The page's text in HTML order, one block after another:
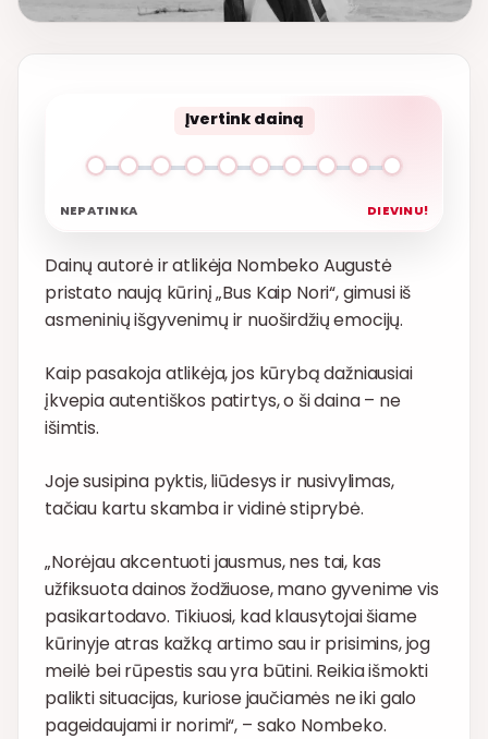
Įvertink dainą
NEPATINKA DIEVINU!
Dainų autorė ir atlikėja Nombeko Augustė
pristato naują kūrinį „Bus Kaip Nori“, gimusi iš
asmeninių išgyvenimų ir nuoširdžių emocijų.
Kaip pasakoja atlikėja, jos kūrybą dažniausiai
įkvepia autentiškos patirtys, o ši daina – ne
išimtis.
Joje susipina pyktis, liūdesys ir nusivylimas,
tačiau kartu skamba ir vidinė stiprybė.
„Norėjau akcentuoti jausmus, nes tai, kas
užfiksuota dainos žodžiuose, mano gyvenime vis
pasikartodavo. Tikiuosi, kad klausytojai šiame
kūrinyje atras kažką artimo sau ir prisimins, jog
meilė bei rūpestis sau yra būtini. Reikia išmokti
palikti situacijas, kuriose jaučiamės ne iki galo
pageidaujami ir norimi“, – sako Nombeko.